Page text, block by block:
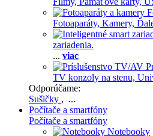
Fotoaparáty, Kamery,
zariadenia.
... viac
TV konzoly na stenu,
Odporúčame:
Sušičky , ...
Počítače a smartfóny
Počítače a smartfóny
Notebooky